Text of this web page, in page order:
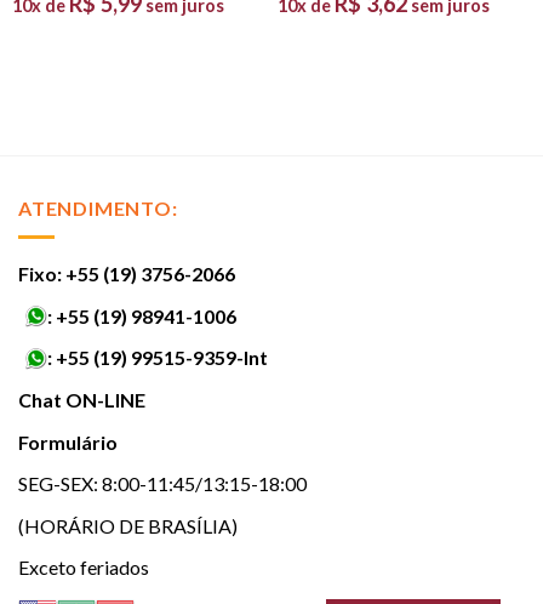
10x de sem juros 10x de sem juros
ATENDIMENTO:
Fixo: +55 (19) 3756-2066
: +55 (19) 98941-1006
: +55 (19) 99515-9359-Int
Chat ON-LINE
Formulário
SEG-SEX: 8:00-11:45/13:15-18:00
(HORÁRIO DE BRASÍLIA)
Exceto feriados